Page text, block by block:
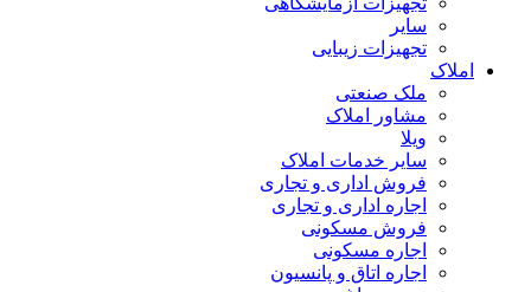
سایر
تجهیزات زیبایی
املاک
ملک صنعتی
مشاور املاک
ویلا
سایر خدمات املاک
فروش اداری و تجاری
اجاره اداری و تجاری
فروش مسکونی
اجاره مسکونی
اجاره اتاق و پانسیون